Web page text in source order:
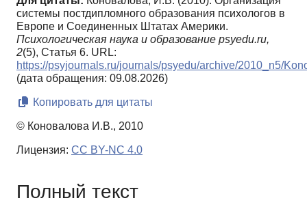
системы постдипломного образования психологов в
Европе и Соединенных Штатах Америки.
Психологическая наука и образование psyedu.ru,
2(5), Статья 6. URL:
https://psyjournals.ru/journals/psyedu/archive/2010_n5/
(дата обращения: 09.08.2026)
Копировать для цитаты
© Коновалова И.В., 2010
Лицензия: CC BY-NC 4.0
Полный текст